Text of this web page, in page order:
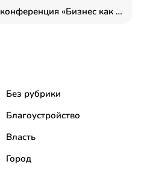
Переговоры в рамке: как конференция «Бизнес как искусство» переформатирует деловой этикет в стенах ТПП РФ
Без рубрики
Благоустройство
Власть
Город